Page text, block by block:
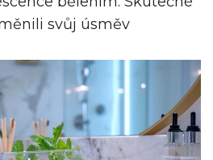
svůj úsměv